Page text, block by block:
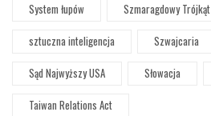
System łupów
Szmaragdowy Trójkąt
sztuczna inteligencja
Szwajcaria
Sąd Najwyższy USA
Słowacja
Taiwan Relations Act